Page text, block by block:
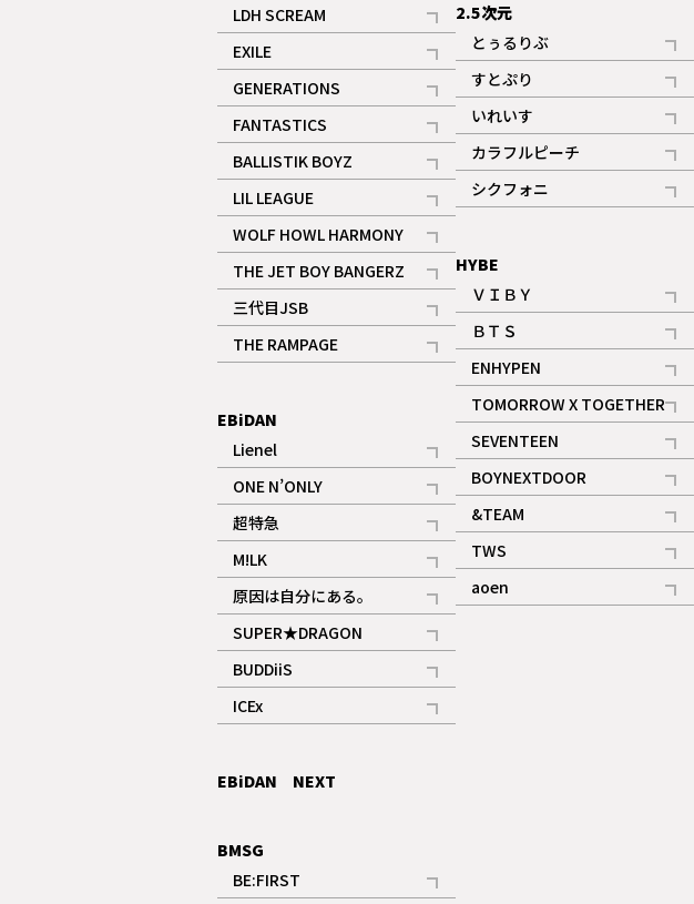
LDH SCREAM
記事
EXILE
記事
GENERATIONS
記事
FANTASTICS
記事
BALLISTIK BOYZ
記事
LIL LEAGUE
記事
WOLF HOWL HARMONY
記事
THE JET BOY BANGERZ
記事
三代目JSB
記事
THE RAMPAGE
記事
EBiDAN
Lienel
記事
ONE N’ONLY
記事
超特急
記事
ギャラリー
M!LK
記事
原因は自分にある。
記事
SUPER★DRAGON
記事
BUDDiiS
記事
ICEx
記事
EBiDAN NEXT
BMSG
BE:FIRST
2.5次元
とぅるりぶ
記事
すとぷり
記事
ギャラリー
いれいす
記事
ギャラリー
カラフルピーチ
記事
シクフォニ
記事
HYBE
ＶＩＢＹ
記事
ＢＴＳ
記事
ENHYPEN
記事
TOMORROW X TOGETHER
記事
ギャラリー
SEVENTEEN
記事
BOYNEXTDOOR
記事
&TEAM
記事
ギャラリー
TWS
記事
aoen
記事